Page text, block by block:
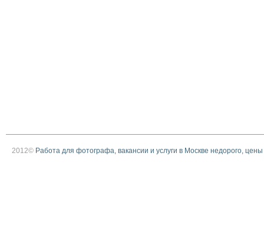
2012© Работа для фотографа, вакансии и услуги в Москве недорого, цены